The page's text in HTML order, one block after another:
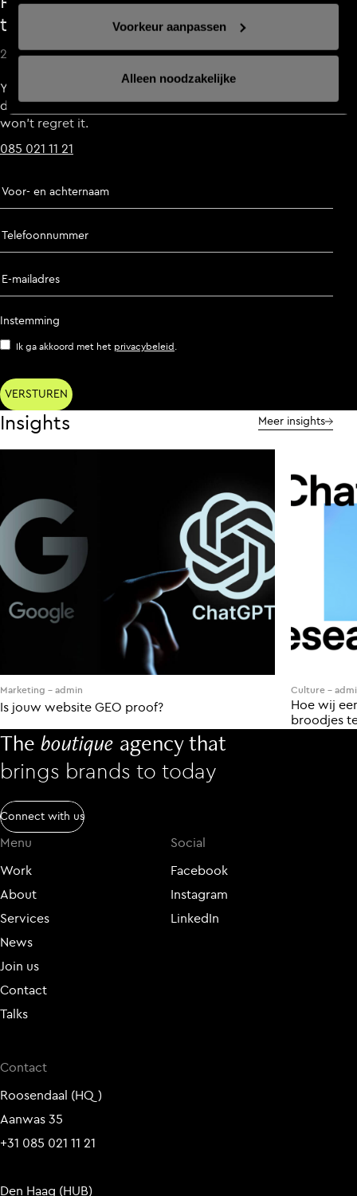
Voorkeur aanpassen
Alleen noodzakelijke
touch
25+ digital natives & 2 lovely dogs
You want to grow with us? Please inspire us with your
dreams and ambitions! Work with us Every Day. You
won’t regret it.
085 021 11 21
Voor- en achternaam
Telefoonnummer
E-mailadres
Instemming
Ik ga akkoord met het privacybeleid
Insights Meer insights
Marketing - admin
Is jouw website GEO proof?
Culture -
Hoe wij
broodjes
The boutique agency that
brings brands to today
Connect with us
Menu
Work
About
Services
News
Join us
Contact
Talks
Social
Facebook
Instagram
LinkedIn
Contact
Roosendaal (HQ)
Aanwas 35
+31 085 021 11 21
Den Haag (HUB)